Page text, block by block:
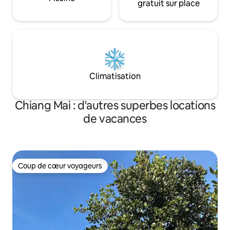
gratuit sur place
Climatisation
Chiang Mai : d'autres superbes locations
de vacances
Coup de cœur voyageurs
Coup de cœur voyageurs